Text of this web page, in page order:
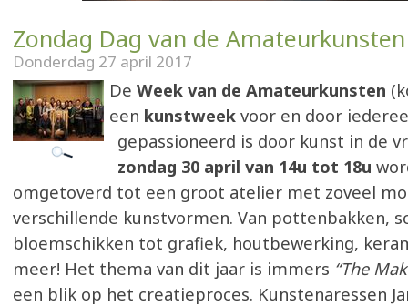
Zondag Dag van de Amateurkunsten
Donderdag 27 april 2017
De Week van de Amateurkunsten
een kunstweek voor en door
gepassioneerd is door kunst in de
zondag 30 april van 14u tot 18u
omgetoverd tot een groot atelier met zoveel
verschillende kunstvormen. Van pottenbakken,
bloemschikken tot grafiek, houtbewerking,
meer! Het thema van dit jaar is immers “The
een blik op het creatieproces. Kunstenaressen